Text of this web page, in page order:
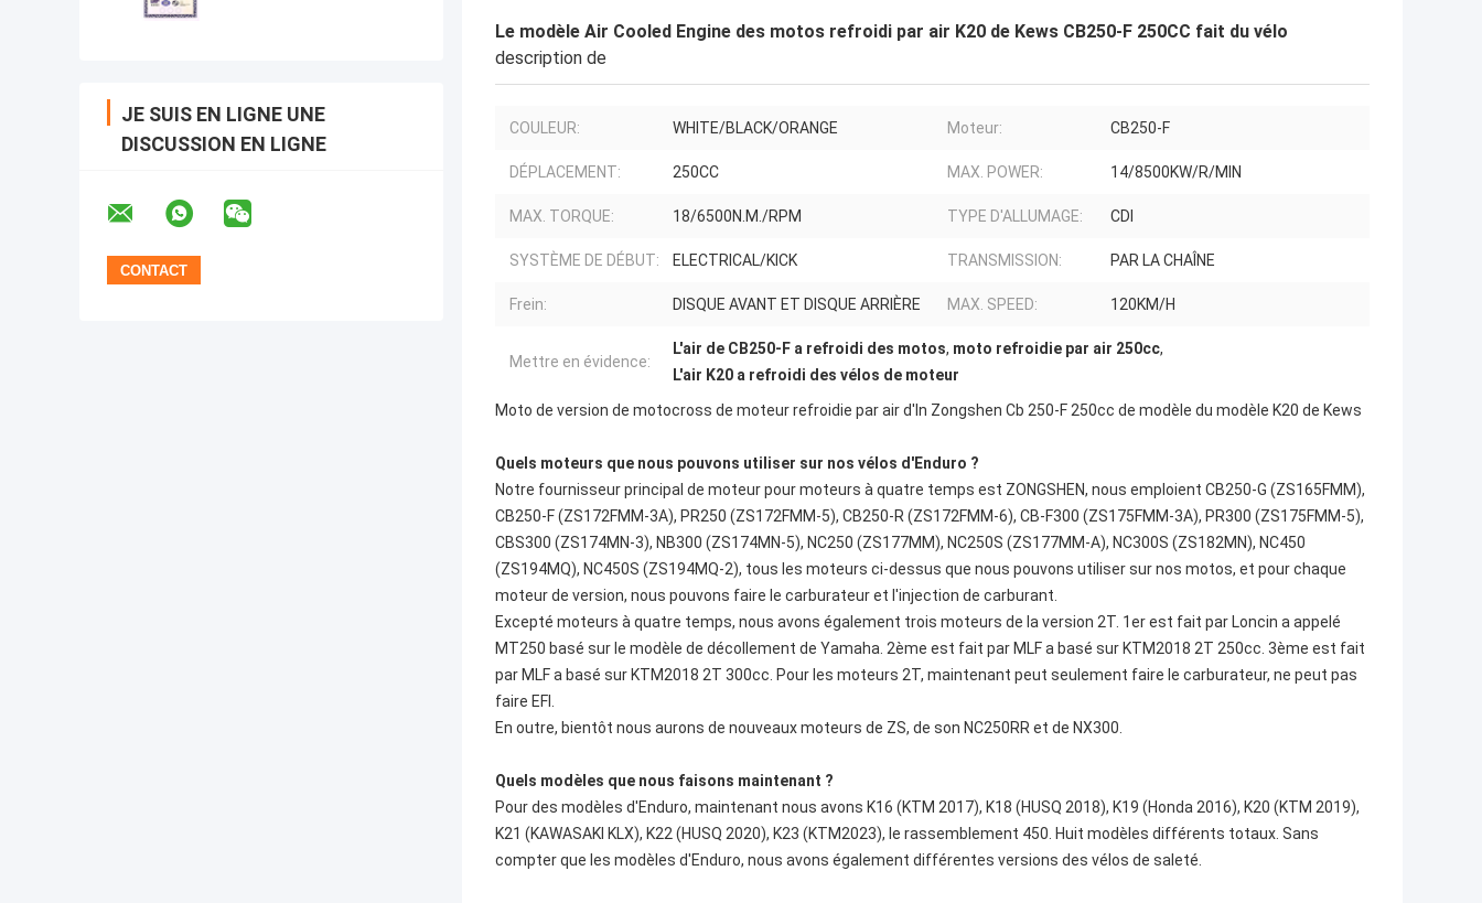
JE SUIS EN LIGNE UNE
DISCUSSION EN LIGNE
Le modèle Air Cooled Engine des motos refroidi par air K20 de Kews CB250-F 250CC fait du vélo
description de
COULEUR: WHITE/BLACK/ORANGE Moteur: CB250-F
DÉPLACEMENT: 250CC MAX. POWER: 14/8500KW/R/MIN
MAX. TORQUE: 18/6500N.M./RPM TYPE D'ALLUMAGE: CDI
SYSTÈME DE DÉBUT: ELECTRICAL/KICK TRANSMISSION: PAR LA CHAÎNE
Frein: DISQUE AVANT ET DISQUE ARRIÈRE MAX. SPEED: 120KM/H
Mettre en évidence:
L'air de CB250-F a refroidi des motos, moto refroidie par air 250cc,
L'air K20 a refroidi des vélos de moteur
Moto de version de motocross de moteur refroidie par air d'In Zongshen Cb 250-F 250cc de modèle du modèle K20 de Kews
Quels moteurs que nous pouvons utiliser sur nos vélos d'Enduro ?
Notre fournisseur principal de moteur pour moteurs à quatre temps est ZONGSHEN, nous emploient CB250-G (ZS165FMM),
CB250-F (ZS172FMM-3A), PR250 (ZS172FMM-5), CB250-R (ZS172FMM-6), CB-F300 (ZS175FMM-3A), PR300 (ZS175FMM-5),
CBS300 (ZS174MN-3), NB300 (ZS174MN-5), NC250 (ZS177MM), NC250S (ZS177MM-A), NC300S (ZS182MN), NC450
(ZS194MQ), NC450S (ZS194MQ-2), tous les moteurs ci-dessus que nous pouvons utiliser sur nos motos, et pour chaque
moteur de version, nous pouvons faire le carburateur et l'injection de carburant.
Excepté moteurs à quatre temps, nous avons également trois moteurs de la version 2T. 1er est fait par Loncin a appelé
MT250 basé sur le modèle de décollement de Yamaha. 2ème est fait par MLF a basé sur KTM2018 2T 250cc. 3ème est fait
par MLF a basé sur KTM2018 2T 300cc. Pour les moteurs 2T, maintenant peut seulement faire le carburateur, ne peut pas
faire EFI.
En outre, bientôt nous aurons de nouveaux moteurs de ZS, de son NC250RR et de NX300.
Quels modèles que nous faisons maintenant ?
Pour des modèles d'Enduro, maintenant nous avons K16 (KTM 2017), K18 (HUSQ 2018), K19 (Honda 2016), K20 (KTM 2019),
K21 (KAWASAKI KLX), K22 (HUSQ 2020), K23 (KTM2023), le rassemblement 450. Huit modèles différents totaux. Sans
compter que les modèles d'Enduro, nous avons également différentes versions des vélos de saleté.